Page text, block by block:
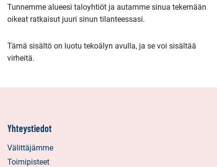
Tunnemme alueesi taloyhtiöt ja autamme sinua tekemään
oikeat ratkaisut juuri sinun tilanteessasi.
Tämä sisältö on luotu tekoälyn avulla, ja se voi sisältää
virheitä.
Yhteystiedot
Välittäjämme
Toimipisteet